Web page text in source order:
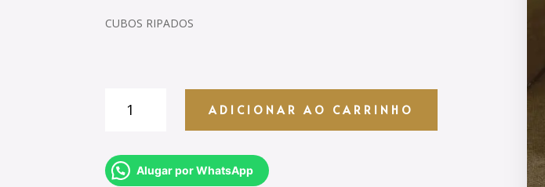
CUBOS RIPADOS
RIPADOS
ADICIONAR AO CARRINHO
Alugar por WhatsApp